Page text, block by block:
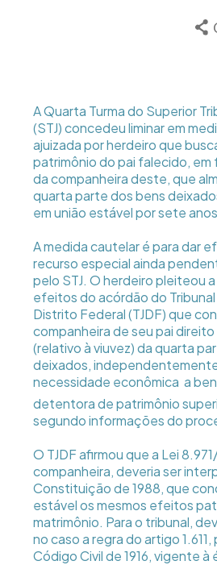
A Quarta Turma do Superior
(STJ) concedeu liminar em
ajuizada por herdeiro que
patrimônio do pai falecido,
da companheira deste, que
quarta parte dos bens
em união estável por sete
A medida cautelar é para dar
recurso especial ainda
pelo STJ. O herdeiro pleiteou
efeitos do acórdão do
Distrito Federal (TJDF) que
companheira de seu pai
(relativo à viuvez) da quarta
deixados,
necessidade econômica  a
detentora de patrimônio
segundo informações do
O TJDF afirmou que a Lei
companheira, deveria ser
Constituição de 1988, que
estável os mesmos efeitos
matrimônio. Para o tribunal,
no caso a regra do artigo 1.611,
Código Civil de 1916, vigente à